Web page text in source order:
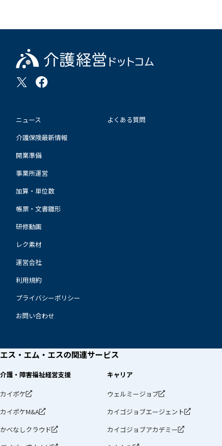
ニュース
介護保険最新情報
開業準備
事業所運営
加算・単位数
帳票・文書雛形
研修動画
レク素材
よくある質問
運営会社
利用規約
プライバシーポリシー
お問い合わせ
エス・エム・エスの関連サービス
介護・障害福祉経営支援
カイポケ
カイポケM&A
かべなしクラウド
キャリア
ウェルミージョブ
カイゴジョブエージェント
カイゴジョブアカデミー